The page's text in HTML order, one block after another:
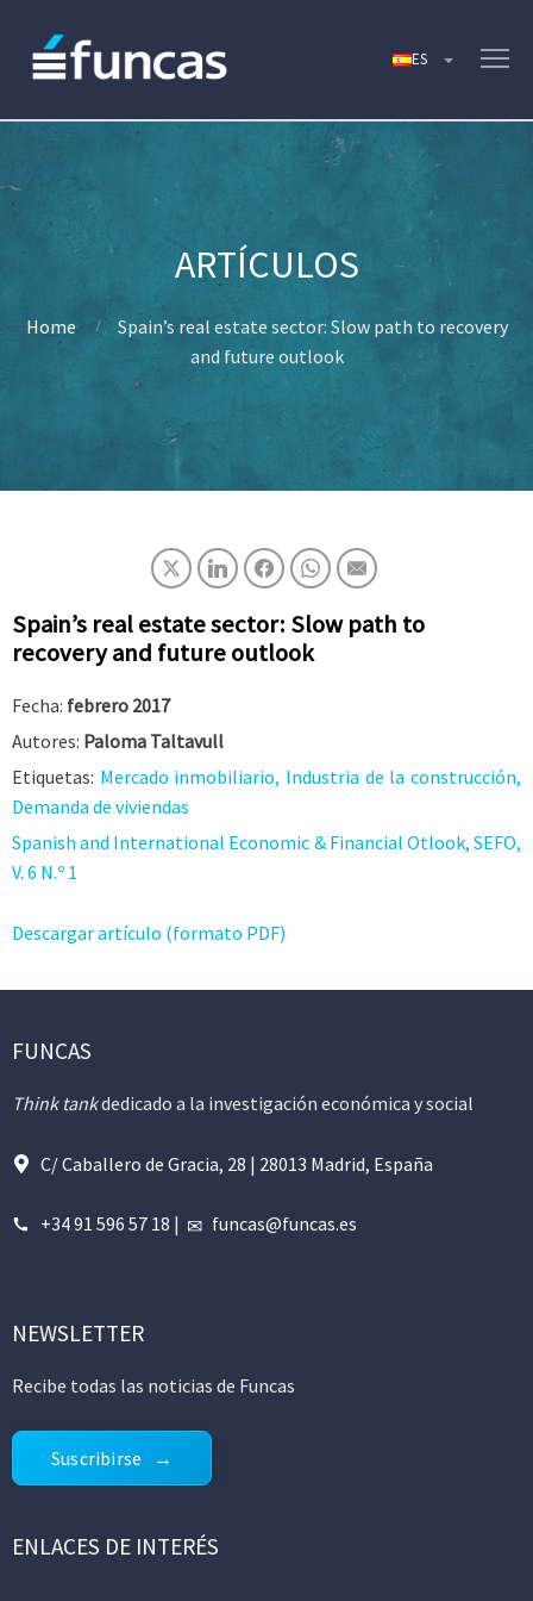
Home
Spain’s real estate sector: Slow path to recovery
and future outlook
Spain’s real estate sector: Slow path to
recovery and future outlook
Fecha: febrero 2017
Autores: Paloma Taltavull
Etiquetas: Mercado inmobiliario, Industria de la construcción,
Demanda de viviendas
Spanish and International Economic & Financial Otlook, SEFO,
V. 6 N.º 1
Descargar artículo (formato PDF)
FUNCAS
Think tankdedicado a la investigación económica y social
C/ Caballero de Gracia, 28 | 28013 Madrid, España
+34 91 596 57 18 | funcas@funcas.es
NEWSLETTER
Recibe todas las noticias de Funcas
Suscribirse
ENLACES DE INTERÉS